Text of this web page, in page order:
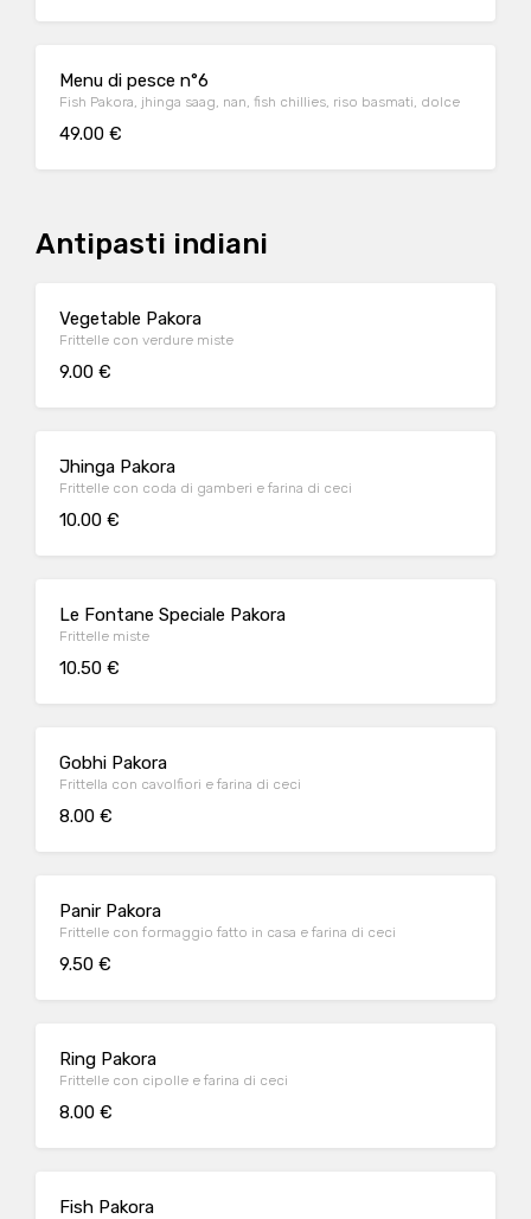
Menu di pesce n°6
Fish Pakora, jhinga saag, nan, fish chillies, riso basmati, dolce
49.00 €
Antipasti indiani
Vegetable Pakora
Frittelle con verdure miste
9.00 €
Jhinga Pakora
Frittelle con coda di gamberi e farina di ceci
10.00 €
Le Fontane Speciale Pakora
Frittelle miste
10.50 €
Gobhi Pakora
Frittella con cavolfiori e farina di ceci
8.00 €
Panir Pakora
Frittelle con formaggio fatto in casa e farina di ceci
9.50 €
Ring Pakora
Frittelle con cipolle e farina di ceci
8.00 €
Fish Pakora